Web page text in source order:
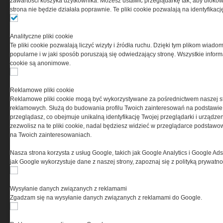
(zwana dalej Grupa MEDIUM) w postaci Regulaminu.
Ta witryna wykorzystuje pliki cookies do przechowywania
informacji na Twoim komputerze. Pliki cookies stosujemy
w celu świadczenia usług na najwyższym poziomie,
w tym w sposób dostosowany do indywidualnych potrzeb.
cookies oznacza, że będą one zamieszczane w Twoim
urządzeniu końcowym. W każdym momencie możesz
dokonać zmiany ustawień przeglądarki dotyczących
serwisu prosimy o zapoznanie się z naszą
prywatności
oraz informacją o cookies
strona nie będzie działała poprawnie. Te pliki cookie pozwalają na
Analityczne pliki cookie
Te pliki cookie pozwalają liczyć wizyty i źródła ruchu. Dzięki tym plikom
popularne i w jaki sposób poruszają się odwiedzający stronę. Wszystkie
cookie są anonimowe.
Reklamowe pliki cookie
Reklamowe pliki cookie mogą być wykorzystywane za pośrednictwem naszej
reklamowych. Służą do budowania profilu Twoich zainteresowań na
przeglądasz, co obejmuje unikalną identyfikację Twojej przeglądarki i
zezwolisz na te pliki cookie, nadal będziesz widzieć w przeglądarce
na Twoich zainteresowaniach.
Nasza strona korzysta z usług Google, takich jak Google Analytics i Google
jak Google wykorzystuje dane z naszej strony, zapoznaj się z polityką
Wysyłanie danych związanych z reklamami
Zgadzam się na wysyłanie danych związanych z reklamami do Google.